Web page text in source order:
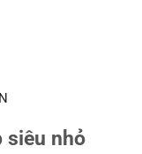
siêu nhỏ